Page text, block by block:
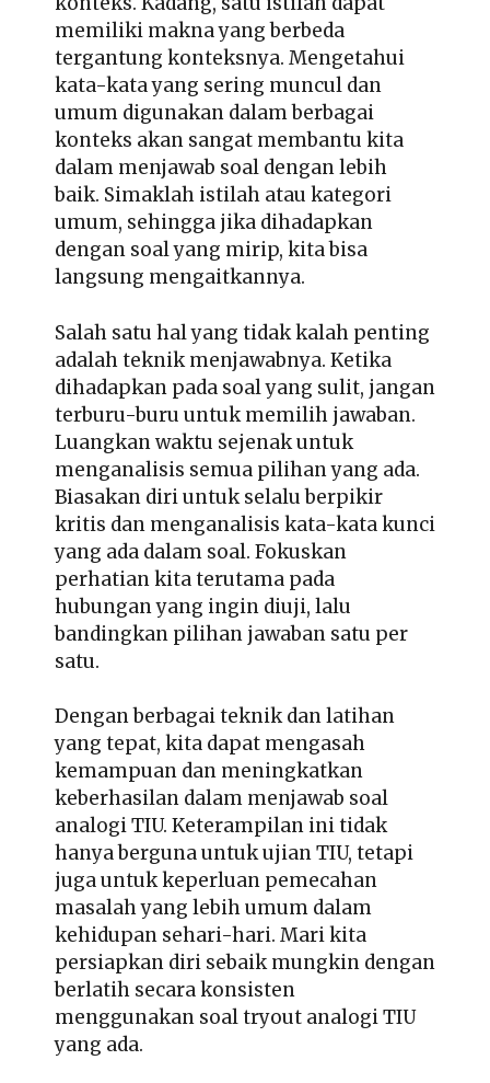
memiliki makna yang berbeda
tergantung konteksnya. Mengetahui
kata-kata yang sering muncul dan
umum digunakan dalam berbagai
konteks akan sangat membantu kita
dalam menjawab soal dengan lebih
baik. Simaklah istilah atau kategori
umum, sehingga jika dihadapkan
dengan soal yang mirip, kita bisa
langsung mengaitkannya.
Salah satu hal yang tidak kalah penting
adalah teknik menjawabnya. Ketika
dihadapkan pada soal yang sulit, jangan
terburu-buru untuk memilih jawaban.
Luangkan waktu sejenak untuk
menganalisis semua pilihan yang ada.
Biasakan diri untuk selalu berpikir
kritis dan menganalisis kata-kata kunci
yang ada dalam soal. Fokuskan
perhatian kita terutama pada
hubungan yang ingin diuji, lalu
bandingkan pilihan jawaban satu per
satu.
Dengan berbagai teknik dan latihan
yang tepat, kita dapat mengasah
kemampuan dan meningkatkan
keberhasilan dalam menjawab soal
analogi TIU. Keterampilan ini tidak
hanya berguna untuk ujian TIU, tetapi
juga untuk keperluan pemecahan
masalah yang lebih umum dalam
kehidupan sehari-hari. Mari kita
persiapkan diri sebaik mungkin dengan
berlatih secara konsisten
menggunakan soal tryout analogi TIU
yang ada.